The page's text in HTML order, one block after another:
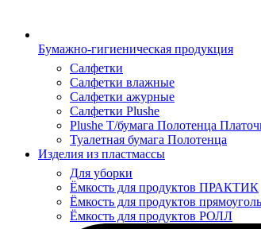
Бумажно-гигиеническая продукция
Салфетки
Салфетки влажные
Салфетки ажурные
Салфетки Plushe
Plushe Т/бумага Полотенца
Туалетная бумага Полотенца
Изделия из пластмассы
Для уборки
Ёмкость для продуктов ПРАКТИК
Ёмкость для продуктов
Ёмкость для продуктов РОЛЛ